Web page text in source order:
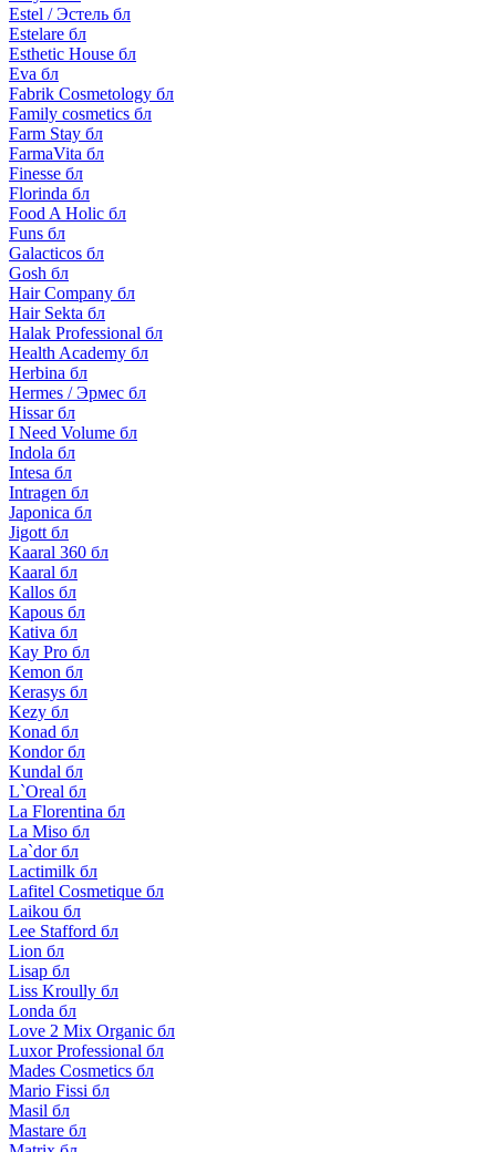
Estel / Эстель бл
Estelare бл
Esthetic House бл
Eva бл
Fabrik Cosmetology бл
Family cosmetics бл
Farm Stay бл
FarmaVita бл
Finesse бл
Florinda бл
Food A Holic бл
Funs бл
Galacticos бл
Gosh бл
Hair Company бл
Hair Sekta бл
Halak Professional бл
Health Academy бл
Herbina бл
Hermes / Эрмес бл
Hissar бл
I Need Volume бл
Indola бл
Intesa бл
Intragen бл
Japonica бл
Jigott бл
Kaaral 360 бл
Kaaral бл
Kallos бл
Kapous бл
Kativa бл
Kay Pro бл
Kemon бл
Kerasys бл
Kezy бл
Konad бл
Kondor бл
Kundal бл
L`Oreal бл
La Florentina бл
La Miso бл
La`dor бл
Lactimilk бл
Lafitel Cosmetique бл
Laikou бл
Lee Stafford бл
Lion бл
Lisap бл
Liss Kroully бл
Londa бл
Love 2 Mix Organic бл
Luxor Professional бл
Mades Cosmetics бл
Mario Fissi бл
Masil бл
Mastare бл